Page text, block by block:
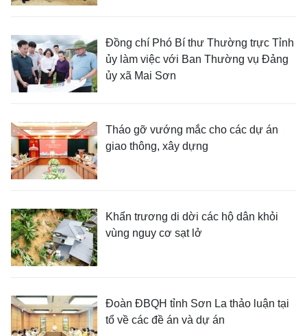
Đồng chí Phó Bí thư Thường trực Tỉnh
ủy làm việc với Ban Thường vụ Đảng
ủy xã Mai Sơn
Tháo gỡ vướng mắc cho các dự án
giao thông, xây dựng
Khẩn trương di dời các hộ dân khỏi
vùng nguy cơ sạt lở
Đoàn ĐBQH tỉnh Sơn La thảo luận tại
tổ về các đề án và dự án